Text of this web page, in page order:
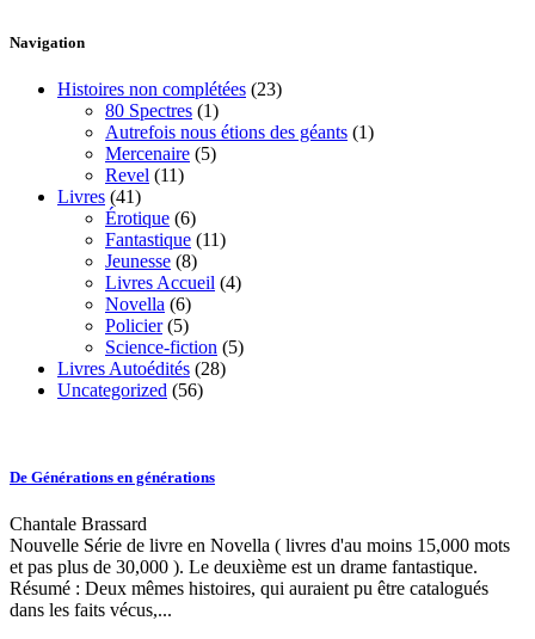
Navigation
Histoires non complétées (23)
80 Spectres (1)
Autrefois nous étions des géants (1)
Mercenaire (5)
Revel (11)
Livres (41)
Érotique (6)
Fantastique (11)
Jeunesse (8)
Livres Accueil (4)
Novella (6)
Policier(5)
Science-fiction (5)
Livres Autoédités (28)
Uncategorized (56)
De Générations en générations
Chantale Brassard
Nouvelle Série de livre en Novella ( livres d'au moins 15,000 mots
et pas plus de 30,000 ). Le deuxième est un drame fantastique.
Résumé : Deux mêmes histoires, qui auraient pu être catalogués
dans les faits vécus,...